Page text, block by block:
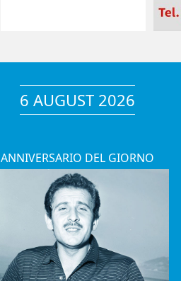
6 AUGUST 2026
ANNIVERSARIO DEL GIORNO